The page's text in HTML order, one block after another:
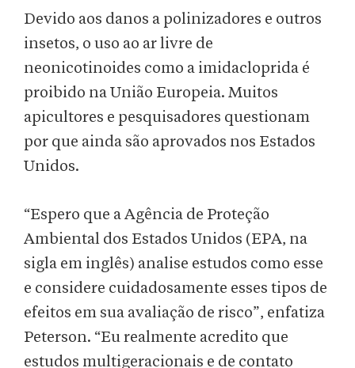
Devido aos danos a polinizadores e outros
insetos, o uso ao ar livre de
neonicotinoides como a imidacloprida é
proibido na União Europeia. Muitos
apicultores e pesquisadores questionam
por que ainda são aprovados nos Estados
Unidos.
“Espero que a Agência de Proteção
Ambiental dos Estados Unidos (EPA, na
sigla em inglês) analise estudos como esse
e considere cuidadosamente esses tipos de
efeitos em sua avaliação de risco”, enfatiza
Peterson. “Eu realmente acredito que
estudos multigeracionais e de contato